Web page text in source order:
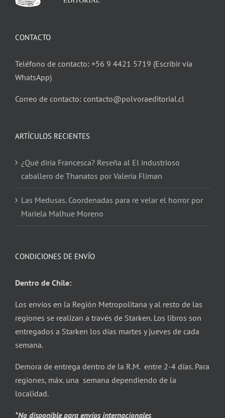
CONTACTO
Teléfono de contacto: +56 9 4421 5719 (Escribir vía
WhatsApp)
Correo de contacto: contacto@polvoraeditorial.cl
ARTÍCULOS RECIENTES
¿Qué diría Francesca? Reseña al El industrioso
caballero de Thanatos por Valeria Fliman
Las Medusas. Coordenadas para re velar el horror por
Mariela Malhue Moreno
CONDICIONES DE ENVÍO
Dentro de Chile:
Los envíos en la Región Metropolitana y al resto de las
regiones se realizan a través de Starken. Los libros son
entregados a Starken los días martes y jueves de cada
semana.
Demora de entrega dentro de la R.M. entre 2-4 días. Para
regiones, máx. una semana dependiendo de la
localidad.
*No disponible para envíos internacionales